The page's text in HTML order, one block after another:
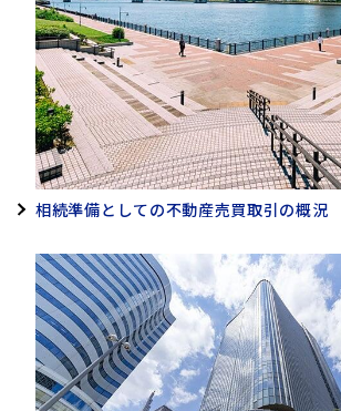
相続準備としての不動産売買取引の概況